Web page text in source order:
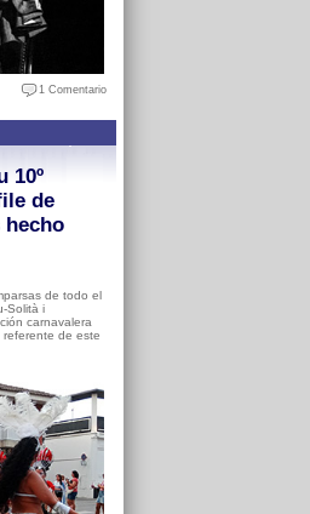
1 Comentario
10º
de
hecho
de todo el
Solità i
carnavalera
de este